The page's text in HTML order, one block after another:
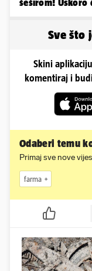
šeširom! Uskoro
Sve što
Skini
komentiraj i
Odaberi temu
Primaj sve nove
farma